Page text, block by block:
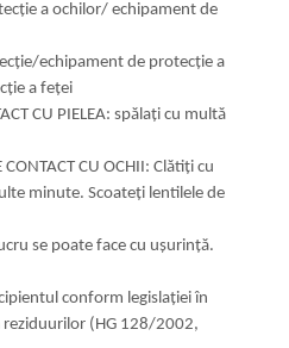
a ochilor/ echipament de
echipament de protecţie a
a feţei
CU PIELEA: spălaţi cu multă
CU OCHII: Clătiţi cu
minute. Scoateţi lentilele de
se poate face cu uşurinţă.
conform legislaţiei în
(HG 128/2002,